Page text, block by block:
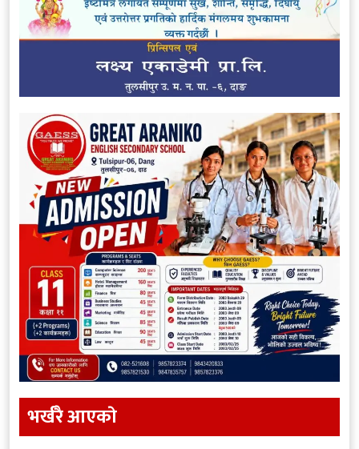
भर्खरै आएकाे